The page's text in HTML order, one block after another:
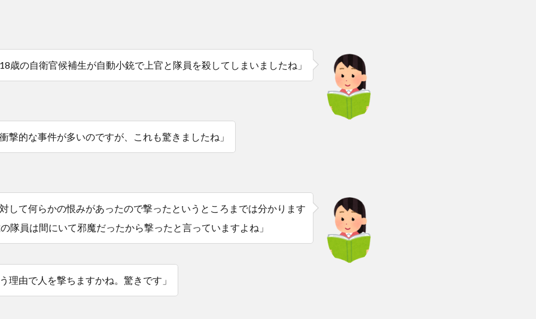
歳の自衛官候補生が自動小銃で上官と隊員を殺してしまいましたね」
撃的な事件が多いのですが、これも驚きましたね」
して何らかの恨みがあったので撃ったというところまでは分かります
隊員は間にいて邪魔だったから撃ったと言っていますよね」
理由で人を撃ちますかね。驚きです」